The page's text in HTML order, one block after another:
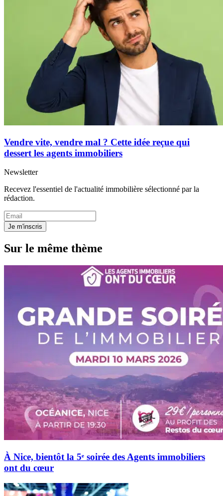
Vendre vite, vendre mal ? Cette idée reçue qui
dessert les agents immobiliers
Newsletter
Recevez l'essentiel de l'actualité immobilière sélectionné par la
rédaction.
Je m'inscris
Sur le même thème
À Nice, bientôt la 5ᵉ soirée des Agents immobiliers
ont du cœur